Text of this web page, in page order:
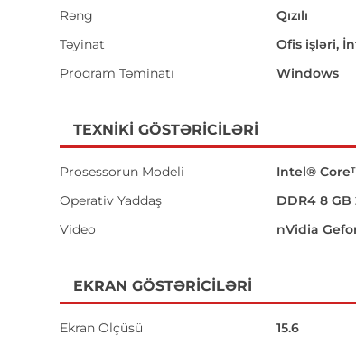
Rəng
Qızılı
Təyinat
Ofis işləri,
Proqram Təminatı
Windows
TEXNIKI GÖSTƏRICILƏRI
Prosessorun Modeli
Intel®
Operativ Yaddaş
DDR4 8 GB
Video
nVidia
EKRAN GÖSTƏRICILƏRI
Ekran Ölçüsü
15.6